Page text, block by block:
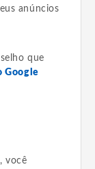
anúncios
que
Google
você